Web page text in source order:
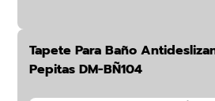
Tapete Para Baño
Pepitas DM-BÑ104